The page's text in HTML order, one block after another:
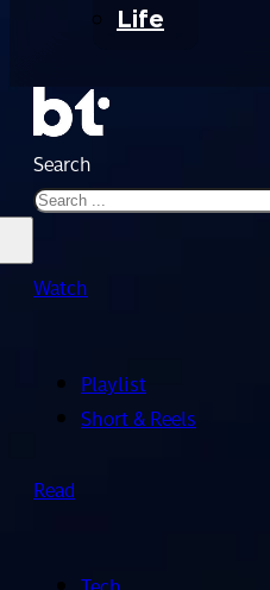
Life
Search
Watch
Playlist
Short & Reels
Read